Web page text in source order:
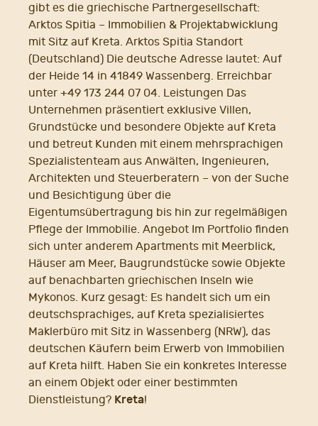
gibt es die griechische Partnergesellschaft:
Arktos Spitia – Immobilien & Projektabwicklung
mit Sitz auf Kreta. Arktos Spitia Standort
(Deutschland) Die deutsche Adresse lautet: Auf
der Heide 14 in 41849 Wassenberg. Erreichbar
unter +49 173 244 07 04. Leistungen Das
Unternehmen präsentiert exklusive Villen,
Grundstücke und besondere Objekte auf Kreta
und betreut Kunden mit einem mehrsprachigen
Spezialistenteam aus Anwälten, Ingenieuren,
Architekten und Steuerberatern – von der Suche
und Besichtigung über die
Eigentumsübertragung bis hin zur regelmäßigen
Pflege der Immobilie. Angebot Im Portfolio finden
sich unter anderem Apartments mit Meerblick,
Häuser am Meer, Baugrundstücke sowie Objekte
auf benachbarten griechischen Inseln wie
Mykonos. Kurz gesagt: Es handelt sich um ein
deutschsprachiges, auf Kreta spezialisiertes
Maklerbüro mit Sitz in Wassenberg (NRW), das
deutschen Käufern beim Erwerb von Immobilien
auf Kreta hilft. Haben Sie ein konkretes Interesse
an einem Objekt oder einer bestimmten
Dienstleistung? Kreta!